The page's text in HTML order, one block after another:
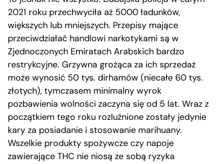
2021 roku przechwyciła aż 5000 ładunków,
większych lub mniejszych. Przepisy mające
przeciwdziałać handlowi narkotykami są w
Zjednoczonych Emiratach Arabskich bardzo
restrykcyjne. Grzywna grożąca za ich sprzedaż
może wynosić 50 tys. dirhamów (niecałe 60 tys.
złotych), tymczasem minimalny wyrok
pozbawienia wolności zaczyna się od 5 lat. Wraz z
początkiem tego roku rozluźnione zostały jedynie
kary za posiadanie i stosowanie marihuany.
Wszelkie produkty spożywcze czy napoje
zawierające THC nie niosą ze sobą ryzyka